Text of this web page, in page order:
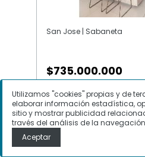
San Jose | Sabaneta
$735.000.000
Apartamento en
Sabaneta
Utilizamos "cookies" propias y de
elaborar información estadística,
sitio y mostrar publicidad
través del análisis de la
Aceptar